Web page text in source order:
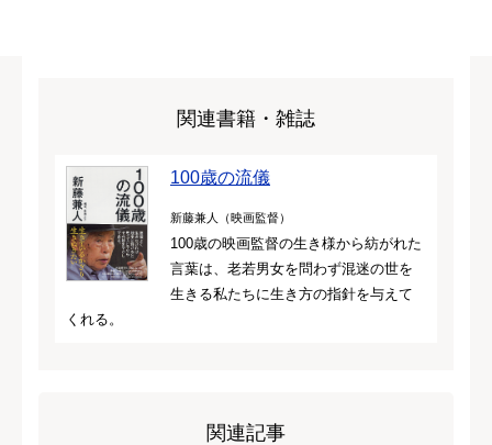
関連書籍・雑誌
100歳の流儀
新藤兼人（映画監督）
100歳の映画監督の生き様から紡がれた
言葉は、老若男女を問わず混迷の世を
生きる私たちに生き方の指針を与えて
くれる。
関連記事